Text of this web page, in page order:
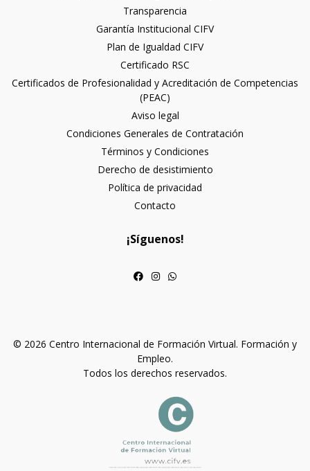
Transparencia
Garantía Institucional CIFV
Plan de Igualdad CIFV
Certificado RSC
Certificados de Profesionalidad y Acreditación de Competencias
(PEAC)
Aviso legal
Condiciones Generales de Contratación
Términos y Condiciones
Derecho de desistimiento
Política de privacidad
Contacto
¡Síguenos!
© 2026 Centro Internacional de Formación Virtual. Formación y
Empleo.
Todos los derechos reservados.